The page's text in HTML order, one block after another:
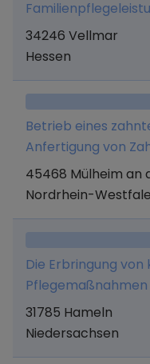
Pflegeleistungen
Zusammenhang
34246 Vellmar
Hessen
Betrieb eines
Anfertigung von
örtliche Zahnärzte
45468 Mülheim an
Nordrhein-
Die Erbringung
aufgrund von Alter,
31785 Hameln
Niedersachsen